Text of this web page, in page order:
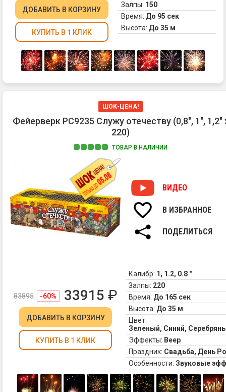
ДОБАВИТЬ В КОРЗИНУ
КУПИТЬ В 1 КЛИК
Залпы: 150
Время: До 95 сек
Высота: До 35 м
ШОК-ЦЕНА!
Фейерверк РС9235 Служу отечеству (0,8", 1", 1,2"
220)
ТОВАР В НАЛИЧИИ
ВИДЕО
В ИЗБРАННОЕ
ПОДЕЛИТЬСЯ
83895 -60% 33915 ₽
ДОБАВИТЬ В КОРЗИНУ
КУПИТЬ В 1 КЛИК
Калибр: 1, 1.2, 0.8 "
Залпы: 220
Время: До 165 сек
Высота: До 35 м
Цвет:
Зеленый, Синий,
Эффекты: Веер
Праздник: Свадьба, День
Особенности: Звуковые